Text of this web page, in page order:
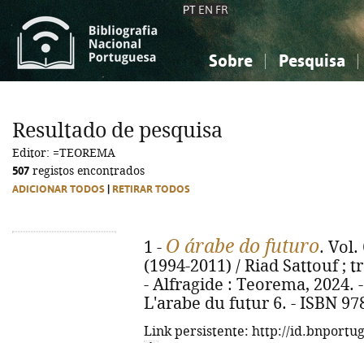
PT EN FR
Sobre Pesquisa
Ciências sociais...
Ciências sociais...
Resultado de pesquisa
Editor: =TEOREMA
507 registos encontrados
ADICIONAR TODOS RETIRAR TODOS
1 - O árabe do futuro. Vol.
(1994-2011) / Riad Sattouf ;
- Alfragide : Teorema, 2024.
L'arabe du futur 6. - ISBN
Link persistente: http://